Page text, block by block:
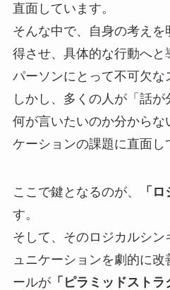
直面しています。
そんな中で、自身の考え
得させ、具体的な行動へと
パーソンにとって不可欠な
しかし、多くの人が「話
何が言いたいのか分からな
ケーションの課題に直面し
ここで鍵となるのが、 「
す。
そして、そのロジカルシン
ュニケーションを劇的に
ールが「ピラミッドストラ